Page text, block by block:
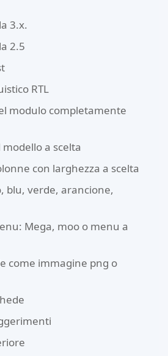
3.x.
2.5
RTL
modulo completamente
a scelta
con larghezza a scelta
blu, verde, arancione,
Mega, moo o menu a
come immagine png o